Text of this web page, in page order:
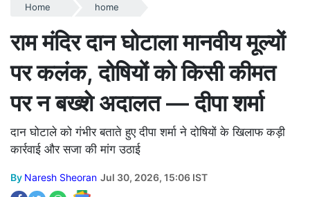
Home home
राम मंदिर दान घोटाला मानवीय मूल्यों
पर कलंक, दोषियों को किसी कीमत
पर न बख्शे अदालत — दीपा शर्मा
दान घोटाले को गंभीर बताते हुए दीपा शर्मा ने दोषियों के खिलाफ कड़ी
कार्रवाई और सजा की मांग उठाई
By Naresh Sheoran Jul 30, 2026, 15:06 IST